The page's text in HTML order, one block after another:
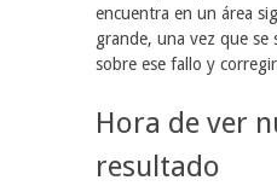
encuentra en un área
grande, una vez que se
sobre ese fallo y
Hora de ver
resultado